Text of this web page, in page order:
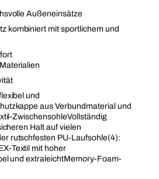
Außeneinsätze
kombiniert mit sportlichem und
und
aus Verbundmaterial und
ZwischensohleVollständig
Halt auf vielen
rutschfesten PU-Laufsohle(4):
Textil mit hoher
und extraleichtMemory-Foam-